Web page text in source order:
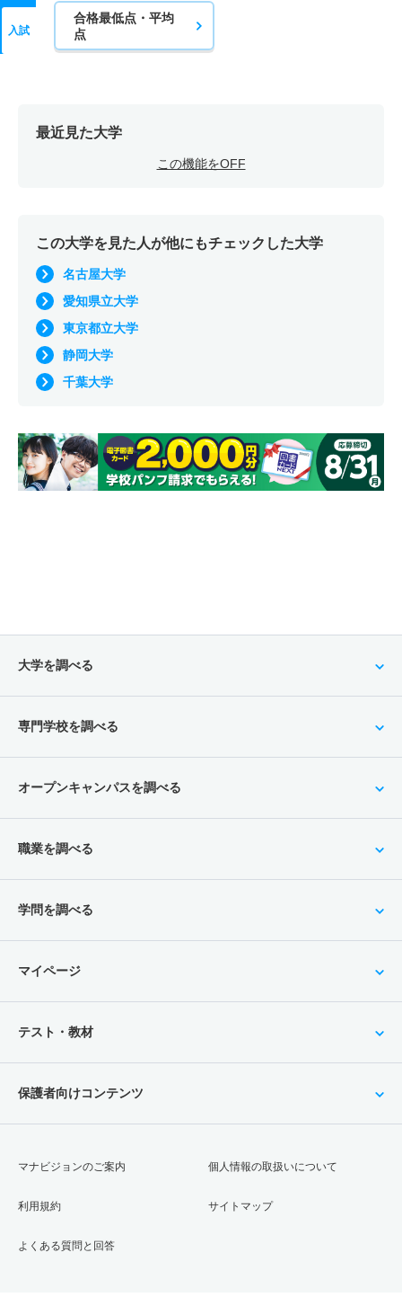
入試
合格最低点・平均
点
最近見た大学
この機能をOFF
この大学を見た人が他にもチェックした大学
名古屋大学
愛知県立大学
東京都立大学
静岡大学
千葉大学
大学を調べる
専門学校を調べる
オープンキャンパスを調べる
職業を調べる
学問を調べる
マイページ
テスト・教材
保護者向けコンテンツ
マナビジョンのご案内
利用規約
よくある質問と回答
個人情報の取扱いについて
サイトマップ